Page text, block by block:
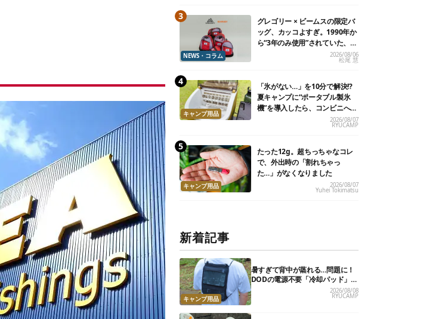
NEWS・コラム
グレゴリー × ビームスの限定バ
ッグ、カッコよすぎ。1990年か
ら“3年のみ使用”されていた、紫
2026/08/06
松尾 慧
キャンプ用品
「氷がない…」を10分で解決!?
夏キャンプに“ポータブル製氷
機”を導入したら、コンビニへ走
2026/08/07
RYUCAMP
キャンプ用品
たった12g。超ちっちゃなコレ
で、外出時の「割れちゃっ
た…」がなくなりました
2026/08/07
Yuhei Tokimatsu
新着記事
キャンプ用品
暑すぎて背中が蒸れる…問題に！
DODの電源不要「冷却パッド」を
試したら、夏の移動がラクになっ
た
2026/08/08
RYUCAMP